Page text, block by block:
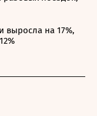
выросла на 17%,